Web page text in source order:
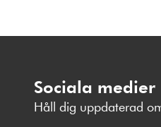
Sociala medier
Håll dig uppdaterad